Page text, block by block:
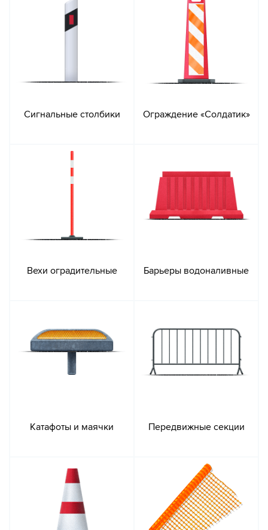
Сигнальные столбики Ограждение «Солдатик»
Вехи оградительные Барьеры водоналивные
Катафоты и маячки Передвижные секции